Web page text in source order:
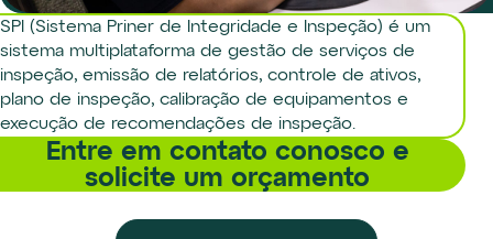
SPI (Sistema Priner de Integridade e Inspeção) é um
sistema multiplataforma de gestão de serviços de
inspeção, emissão de relatórios, controle de ativos,
plano de inspeção, calibração de equipamentos e
execução de recomendações de inspeção.
Entre em contato conosco e
solicite um orçamento